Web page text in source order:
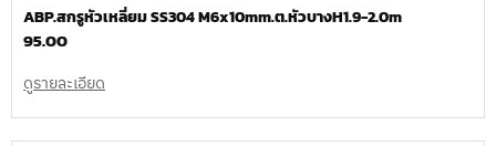
ABP.สกรูหัวเหลี่ยม SS304 M6x10mm.ต.หัวบางH1.9-2.0m
95.00
ดูรายละเอียด